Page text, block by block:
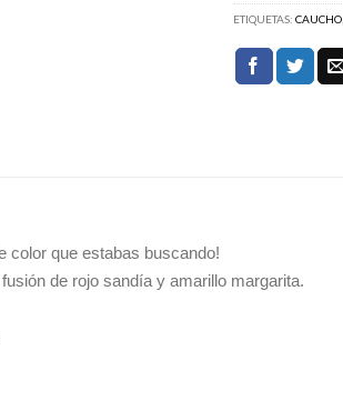
ETIQUETAS: CAUCHO
color que estabas buscando!
de rojo sandía y amarillo margarita.